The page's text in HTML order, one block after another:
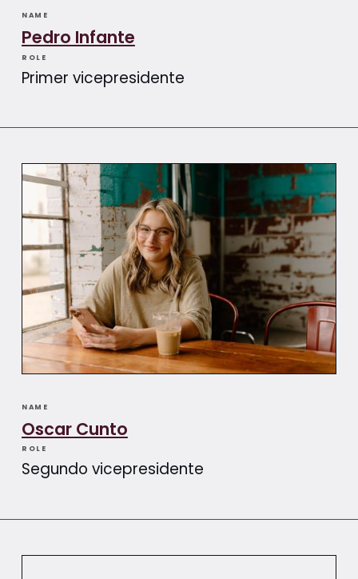
NAME
Pedro Infante
ROLE
Primer vicepresidente
NAME
Oscar Cunto
ROLE
Segundo vicepresidente